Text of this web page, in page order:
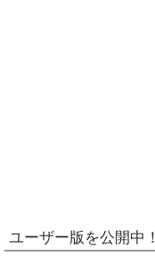
ユーザー版を公開中！